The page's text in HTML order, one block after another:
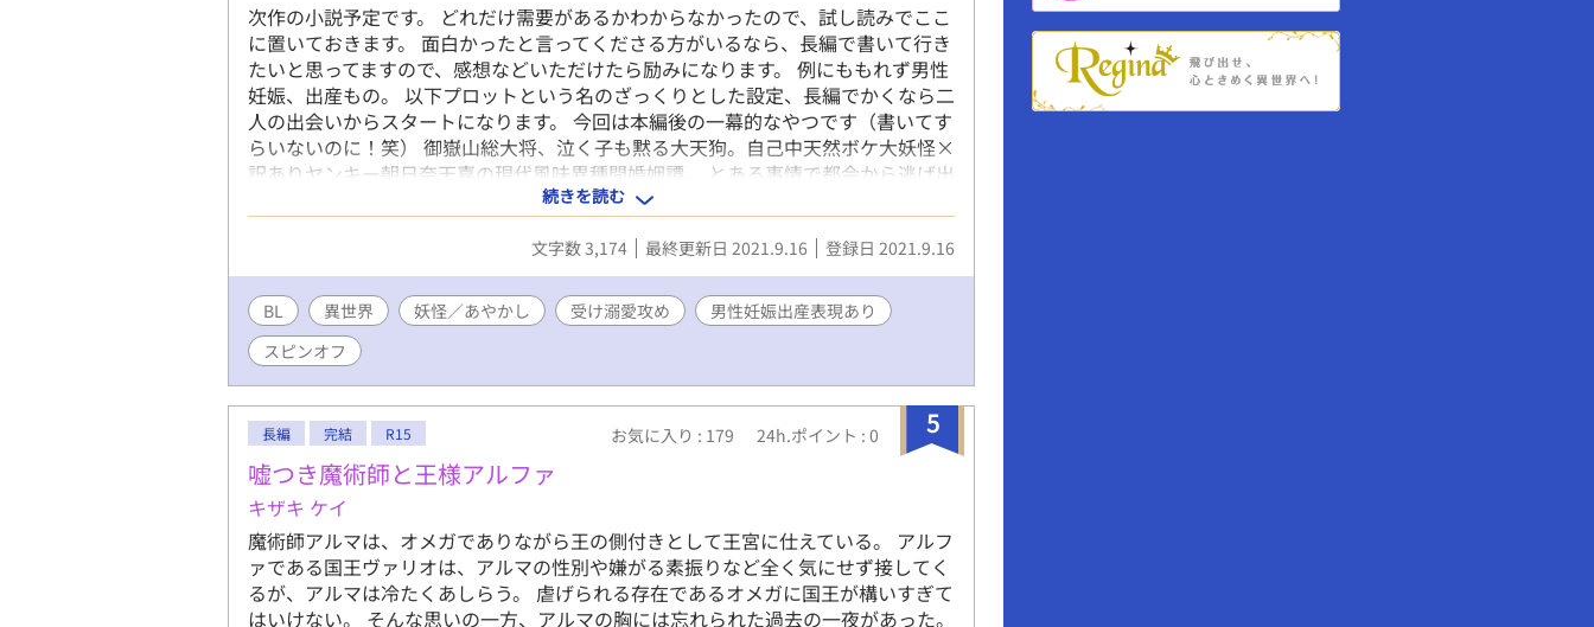
次作の小説予定です。 どれだけ需要があるかわからなかったので、試し読みでここ
に置いておきます。 面白かったと言ってくださる方がいるなら、長編で書いて行き
たいと思ってますので、感想などいただけたら励みになります。 例にももれず男性
妊娠、出産もの。 以下プロットという名のざっくりとした設定、長編でかくなら二
人の出会いからスタートになります。 今回は本編後の一幕的なやつです（書いてす
らいないのに！笑） 御嶽山総大将、泣く子も黙る大天狗。自己中天然ボケ大妖怪×
訳ありヤンキー朝日奈天嘉の現代風味異種間婚姻譚。 とある事情で都会から逃げ出
した天嘉は、ありえない物を目にした。 それは現代では漫画やアニメ、映画などの
創作物でしかお目にかかれないような異形の物、そう、妖怪である。 なんで俺がこ
んな目に！？理不尽が婚姻届抱えてやってきた。 男性妊娠、出産。和風ファンタジ
ーで異界迷い込みもの。 作者の性癖ごった煮短編。 こんなものを次回かけたらな
あという具合で、書いてもいない本編終了後の一幕、すでにゲシュタルト崩壊中。
とある休日の蘇芳と天嘉ののんびりとしたやりとりです。ギャグ風味。これだけで
も十分に読めますので、ぜひ、よしなに
続きを読む
文字数 3,174 最終更新日 2021.9.16 登録日 2021.9.16
BL 異世界 妖怪／あやかし 受け溺愛攻め
男性妊娠出産表現あり
スピンオフ
5
長編 完結 R15 お気に入り : 179 24h.ポイント : 0
嘘つき魔術師と王様アルファ
キザキ ケイ
魔術師アルマは、オメガでありながら王の側付きとして王宮に仕えている。 アルフ
ァである国王ヴァリオは、アルマの性別や嫌がる素振りなど全く気にせず接してく
るが、アルマは冷たくあしらう。 虐げられる存在であるオメガに国王が構いすぎて
はいけない。 そんな思いの一方、アルマの胸には忘れられた過去の一夜があった。